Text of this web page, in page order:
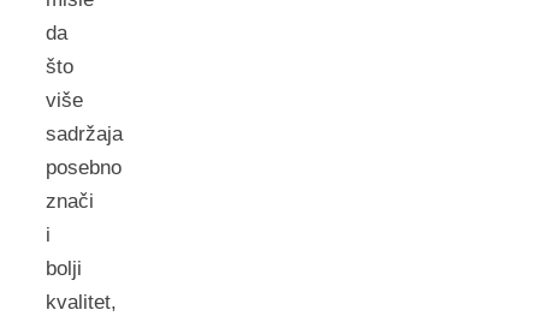
da
što
više
sadržaja
posebno
znači
i
bolji
kvalitet,